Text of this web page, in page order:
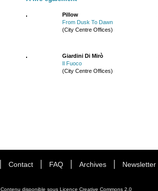
Pillow
From Dusk To Dawn
(City Centre Offices)
Giardini Di Mirò
Il Fuoco
(City Centre Offices)
Contact FAQ Archives Newsletter
Contenu disponible sous Licence Creative Commons 2.0